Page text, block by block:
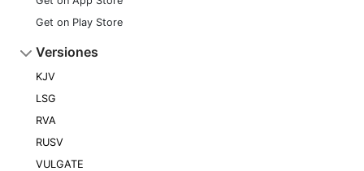
Get on Play Store
Versiones
KJV
LSG
RVA
RUSV
VULGATE